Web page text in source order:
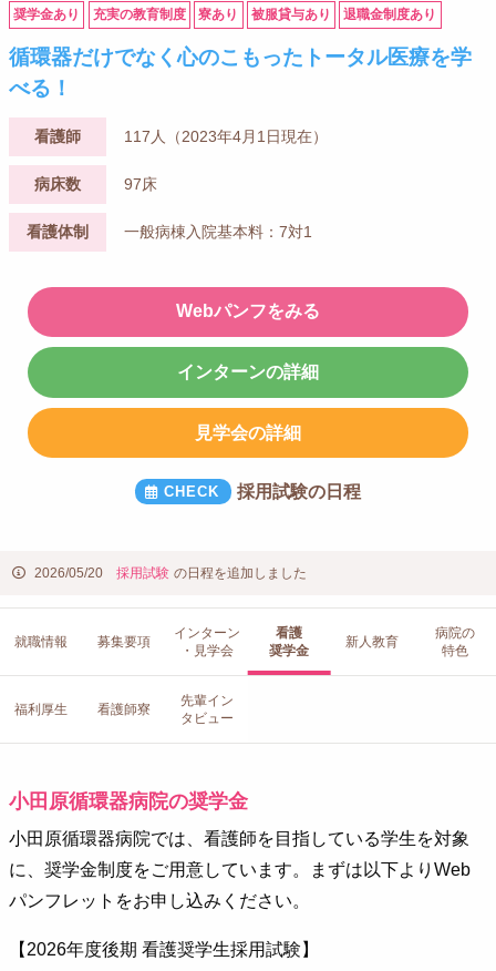
奨学金あり 充実の教育制度 寮あり 被服貸与あり 退職金制度あり
循環器だけでなく心のこもったトータル医療を学
べる！
看護師 117人（2023年4月1日現在）
病床数 97床
看護体制 一般病棟入院基本料：7対1
Webパンフをみる
インターンの詳細
見学会の詳細
採用試験の日程
2026/05/20 採用試験 の日程を追加しました
就職情報 募集要項
インターン
・見学会
看護
奨学金
新人教育
病院の
特色
福利厚生 看護師寮
先輩イン
タビュー
小田原循環器病院の奨学金
小田原循環器病院では、看護師を目指している学生を対象
に、奨学金制度をご用意しています。まずは以下よりWeb
パンフレットをお申し込みください。
【2026年度後期 看護奨学生採用試験】